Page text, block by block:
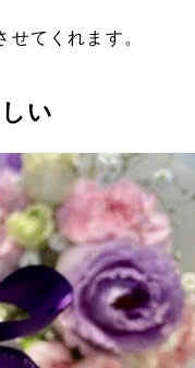
せてくれます。
い